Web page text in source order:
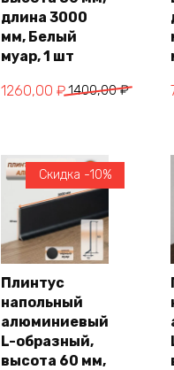
длина 3000
мм, Белый
муар, 1 шт
1400,00₽
Первоначальная
1400,00 ₽.
1260,00 ₽
Текущая
В
корзину
Скидка -10%
Плинтус
напольный
алюминиевый
L-образный,
высота 60 мм,